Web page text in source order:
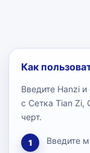
Как
Введите Hanzi
с Сетка Tian Zi,
черт.
1 Введите